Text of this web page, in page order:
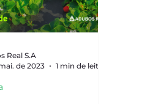
Real S.A
de 2023